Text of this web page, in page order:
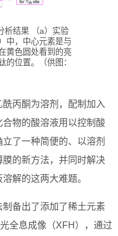
析结果 （a）实验
中，中心元素是与
黄色圆处看到的亮
的位置。（供图：
丙酮为溶剂，配制加入
物的酸溶液用以控制酸
了一种简便的、以溶剂
的新方法，并同时解决
解的这两大难题。
备出了添加了稀土元素
全息成像（XFH），通过